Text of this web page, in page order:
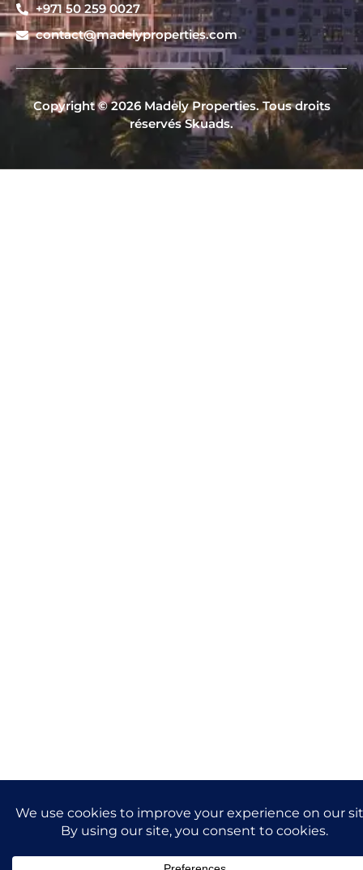
+971 50 259 0027
contact@madelyproperties.com
Copyright © 2026 Madely Properties. Tous droits
réservés Skuads.